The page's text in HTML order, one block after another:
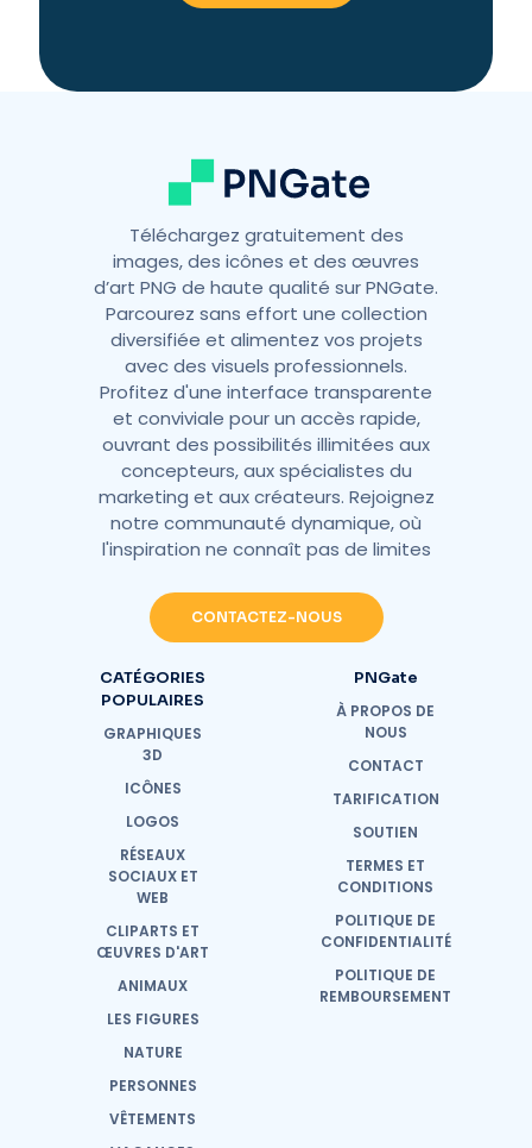
Téléchargez gratuitement des
images, des icônes et des œuvres
d’art PNG de haute qualité sur PNGate.
Parcourez sans effort une collection
diversifiée et alimentez vos projets
avec des visuels professionnels.
Profitez d'une interface transparente
et conviviale pour un accès rapide,
ouvrant des possibilités illimitées aux
concepteurs, aux spécialistes du
marketing et aux créateurs. Rejoignez
notre communauté dynamique, où
l'inspiration ne connaît pas de limites
CONTACTEZ-NOUS
CATÉGORIES
POPULAIRES
GRAPHIQUES
3D
ICÔNES
LOGOS
RÉSEAUX
SOCIAUX ET
WEB
CLIPARTS ET
ŒUVRES D'ART
ANIMAUX
LES FIGURES
NATURE
PERSONNES
VÊTEMENTS
PNGate
À PROPOS DE
NOUS
CONTACT
TARIFICATION
SOUTIEN
TERMES ET
CONDITIONS
POLITIQUE DE
CONFIDENTIALITÉ
POLITIQUE DE
REMBOURSEMENT